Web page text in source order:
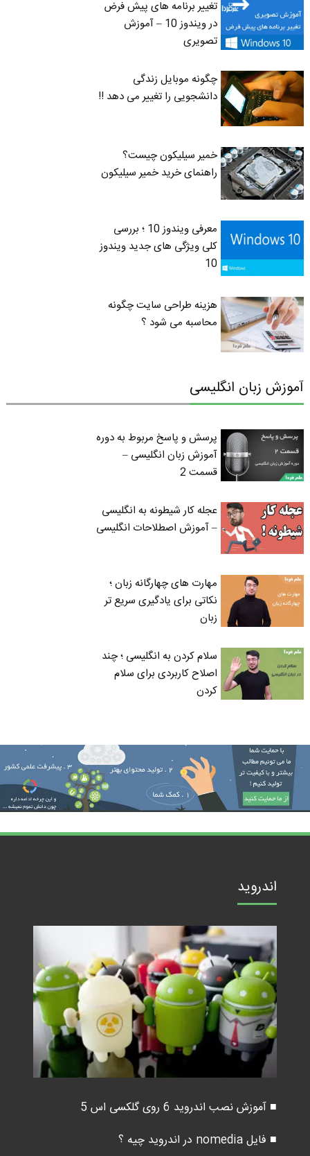
تغییر برنامه های پیش فرض
در ویندوز 10 – آموزش
تصویری
چگونه موبایل زندگی
دانشجویی را تغییر می دهد !!
خمیر سیلیکون چیست؟
راهنمای خرید خمیر سیلیکون
معرفی ویندوز 10 ؛ بررسی
کلی ویژگی های جدید ویندوز
10
هزینه طراحی سایت چگونه
محاسبه می شود ؟
آموزش زبان انگلیسی
پرسش و پاسخ مربوط به دوره
آموزش زبان انگلیسی –
قسمت 2
عجله کار شیطونه به انگلیسی
– آموزش اصطلاحات انگلیسی
مهارت های چهارگانه زبان ؛
نکاتی برای یادگیری سریع تر
زبان
سلام کردن به انگلیسی ؛ چند
اصلاح کاربردی برای سلام
کردن
اندروید
■ آموزش نصب اندروید 6 روی گلکسی اس 5
■ فایل nomedia در اندروید چیه ؟